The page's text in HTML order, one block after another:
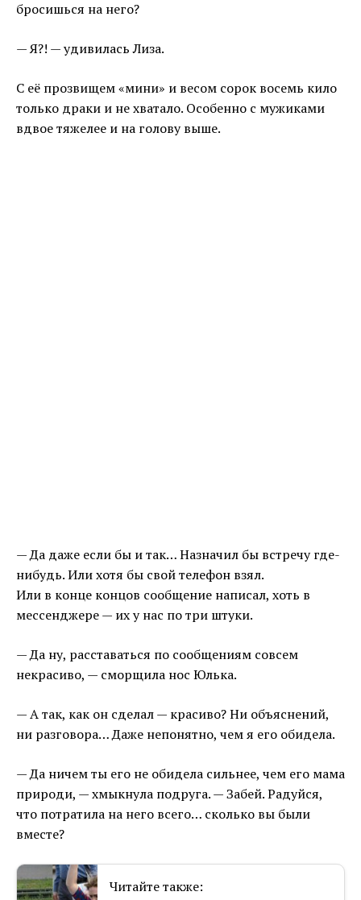
бросишься на него?
— Я?! — удивилась Лиза.
С её прозвищем «мини» и весом сорок восемь кило
только драки и не хватало. Особенно с мужиками
вдвое тяжелее и на голову выше.
— Да даже если бы и так… Назначил бы встречу где-
нибудь. Или хотя бы свой телефон взял.
Или в конце концов сообщение написал, хоть в
мессенджере — их у нас по три штуки.
— Да ну, расставаться по сообщениям совсем
некрасиво, — сморщила нос Юлька.
— А так, как он сделал — красиво? Ни объяснений,
ни разговора… Даже непонятно, чем я его обидела.
— Да ничем ты его не обидела сильнее, чем его мама
природи, — хмыкнула подруга. — Забей. Радуйся,
что потратила на него всего… сколько вы были
вместе?
Читайте также: